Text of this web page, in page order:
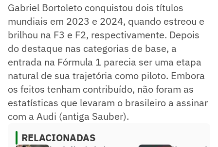
Gabriel Bortoleto conquistou dois títulos
mundiais em 2023 e 2024, quando estreou e
brilhou na F3 e F2, respectivamente. Depois
do destaque nas categorias de base, a
entrada na Fórmula 1 parecia ser uma etapa
natural de sua trajetória como piloto. Embora
os feitos tenham contribuído, não foram as
estatísticas que levaram o brasileiro a assinar
com a Audi (antiga Sauber).
RELACIONADAS